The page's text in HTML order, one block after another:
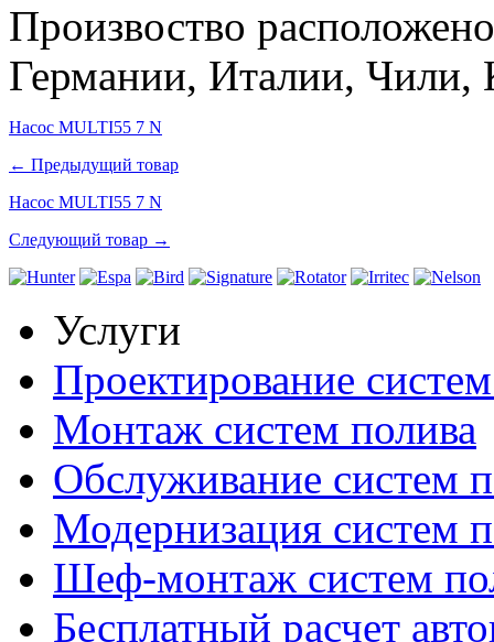
Произвоство
Германии, Италии, Чили,
Насос MULTI55 7 N
← Предыдущий товар
Насос MULTI55 7 N
Следующий товар →
Услуги
Проектирование
Монтаж систем полива
Обслуживание систем
Модернизация систем
Шеф-монтаж систем
Бесплатный расчет